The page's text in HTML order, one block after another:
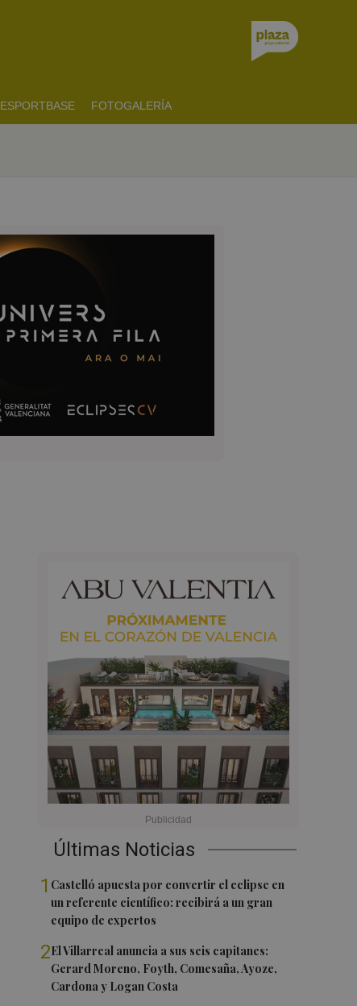
ESPORTBASE FOTOGALERÍA
Últimas Noticias
1 Castelló apuesta por convertir el eclipse en
un referente científico: recibirá a un gran
equipo de expertos
2El Villarreal anuncia a sus seis capitanes:
Gerard Moreno, Foyth, Comesaña, Ayoze,
Cardona y Logan Costa